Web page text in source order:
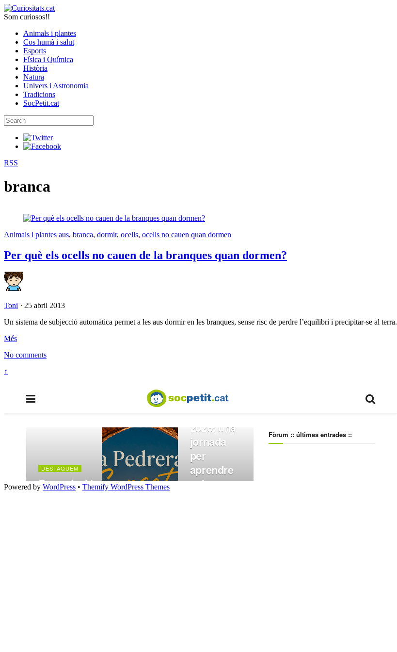
Som curiosos!!
Animals i plantes
Cos humà i salut
Esports
Física i Química
Història
Natura
Univers i Astronomia
Tradicions
SocPetit.cat
RSS
branca
Animals i plantes aus, branca, dormir, ocells, ocells no cauen quan dormen
Per què els ocells no cauen de la branques quan dormen?
Toni ⋅ 25 abril 2013
Un sistema de subjecció automàtica permet a les aus dormir en les branques, sense risc de perdre l’equilibri i precipitar-se al terra.
Més
No comments
↑
Powered by WordPress • Themify WordPress Themes